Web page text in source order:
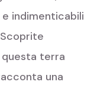
indimenticabili
terra
una